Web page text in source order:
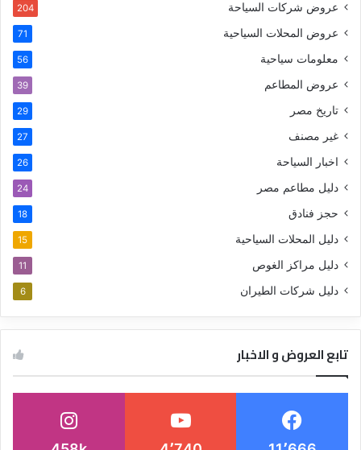
عروض شركات السياحة 204
عروض المحلات السياحية 71
معلومات سياحية 56
عروض المطاعم 39
تاريخ مصر 29
غير مصنف 27
اخبار السياحة 26
دليل مطاعم مصر 24
حجز فنادق 18
دليل المحلات السياحية 15
دليل مراكز الغوص 11
دليل شركات الطيران 6
تابع العروض و الاخبار